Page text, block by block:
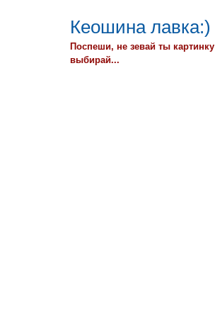
Кеошина лавка:)
Поспеши, не зевай ты картинку
выбирай...